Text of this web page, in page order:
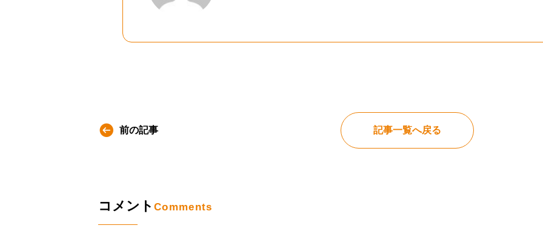
前の記事 記事一覧へ戻る
コメント Comments